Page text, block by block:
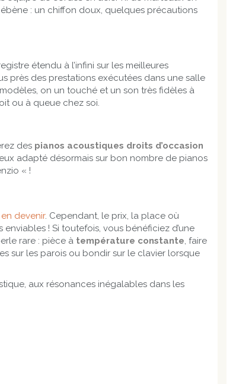
: un chiffon doux, quelques précautions
étendu à l’infini sur les meilleures
près des prestations exécutées dans une salle
on un touché et un son très fidèles à
ou à queue chez soi.
des pianos acoustiques droits d’occasion
adapté désormais sur bon nombre de pianos
« !
devenir. Cependant, le prix, la place où
! Si toutefois, vous bénéficiez d’une
rare : pièce à température constante, faire
sur les parois ou bondir sur le clavier lorsque
aux résonances inégalables dans les